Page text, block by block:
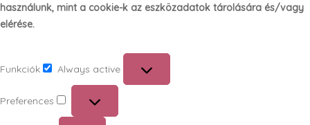
használunk, mint a cookie-k az eszközadatok tárolására és/vagy
elérése.
Funkciók
Always active
Preferences
Preferences